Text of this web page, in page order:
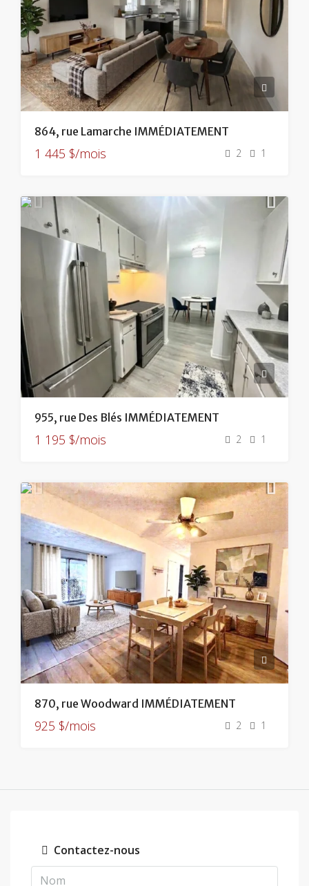
864, rue Lamarche IMMÉDIATEMENT
1 445 $/mois 2 1
955, rue Des Blés IMMÉDIATEMENT
1 195 $/mois 2 1
870, rue Woodward IMMÉDIATEMENT
925 $/mois 2 1
Contactez-nous